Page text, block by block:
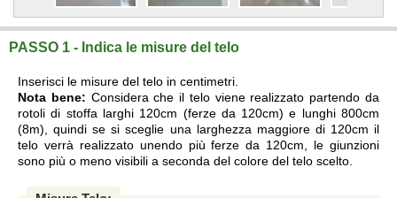
PASSO 1 - Indica le misure del telo
Inserisci le misure del telo in centimetri.
Nota bene: Considera che il telo viene realizzato partendo da
rotoli di stoffa larghi 120cm (ferze da 120cm) e lunghi 800cm
(8m), quindi se si sceglie una larghezza maggiore di 120cm il
telo verrà realizzato unendo più ferze da 120cm, le giunzioni
sono più o meno visibili a seconda del colore del telo scelto.